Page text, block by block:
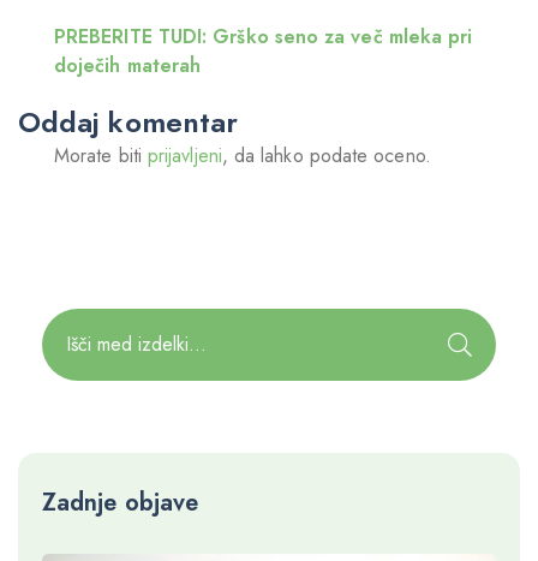
PREBERITE TUDI: Grško seno za več mleka pri
doječih materah
Oddaj komentar
Morate biti prijavljeni, da lahko podate oceno.
Zadnje objave